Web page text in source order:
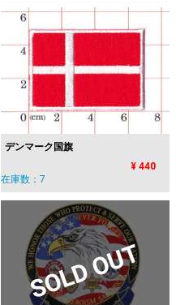
デンマーク国旗
¥ 440
在庫数：7
SOLD OUT